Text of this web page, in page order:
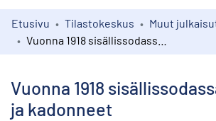
Kokoelmat
Etusivu Tilastokeskus
Muut
Vuonna 1918
ja kadonneet